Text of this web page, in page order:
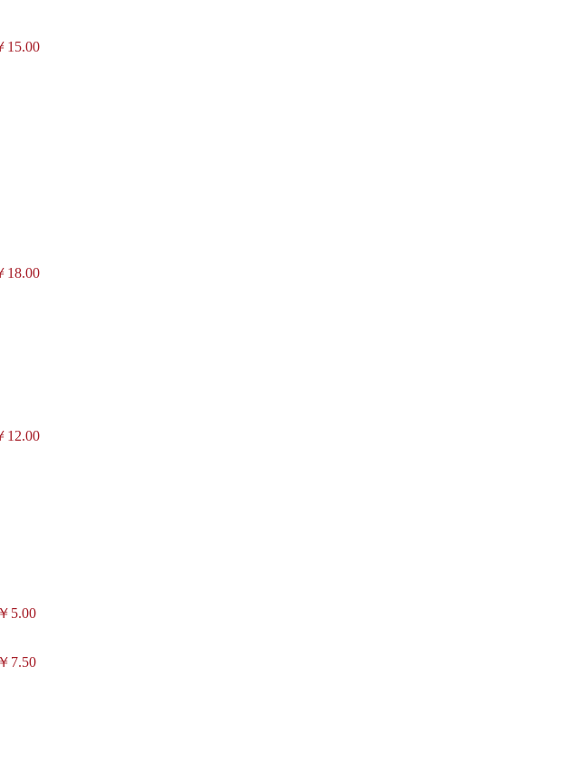
15.00
12.00
18.00
￥7.50
￥5.00